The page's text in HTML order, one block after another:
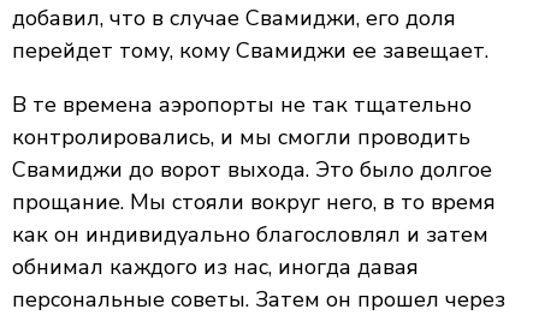
добавил, что в случае Свамиджи, его доля
перейдет тому, кому Свамиджи ее завещает.
В те времена аэропорты не так тщательно
контролировались, и мы смогли проводить
Свамиджи до ворот выхода. Это было долгое
прощание. Мы стояли вокруг него, в то время
как он индивидуально благословлял и затем
обнимал каждого из нас, иногда давая
персональные советы. Затем он прошел через